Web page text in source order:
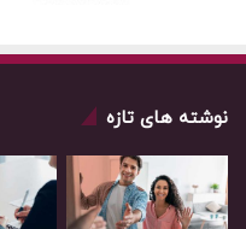
نوشته های تازه